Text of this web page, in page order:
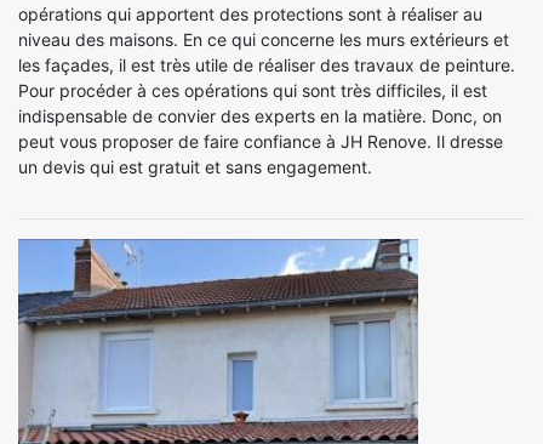
opérations qui apportent des protections sont à réaliser au
niveau des maisons. En ce qui concerne les murs extérieurs et
les façades, il est très utile de réaliser des travaux de peinture.
Pour procéder à ces opérations qui sont très difficiles, il est
indispensable de convier des experts en la matière. Donc, on
peut vous proposer de faire confiance à JH Renove. Il dresse
un devis qui est gratuit et sans engagement.